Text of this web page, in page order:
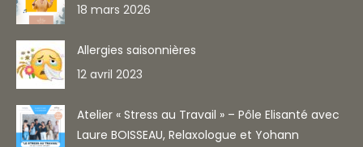
18 mars 2026
Allergies saisonnières
12 avril 2023
Atelier « Stress au Travail » – Pôle Elisanté avec
Laure BOISSEAU, Relaxologue et Yohann